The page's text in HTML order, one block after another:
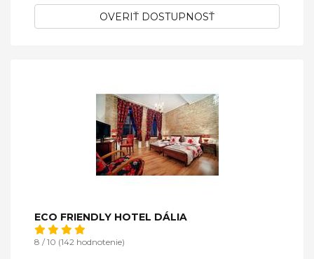
OVERIŤ DOSTUPNOSŤ
ECO FRIENDLY HOTEL DÁLIA
8 / 10 (142 hodnotenie)